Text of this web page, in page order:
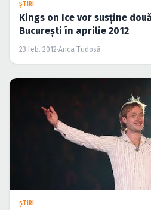
ŞTIRI
Kings on Ice vor susţine
Bucureşti în aprilie 2012
23 feb. 2012·Anca Tudosă
ŞTIRI